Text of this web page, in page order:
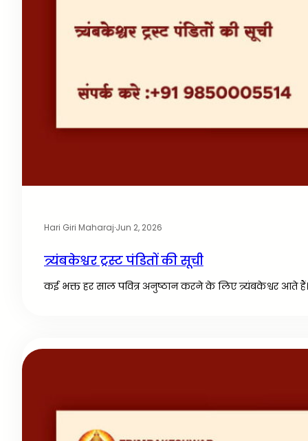
Hari Giri Maharaj·Jun 2, 2026
त्र्यंबकेश्वर ट्रस्ट पंडितों की सूची
कई भक्त हर साल पवित्र अनुष्ठान करने के लिए त्र्यंबकेश्वर आते